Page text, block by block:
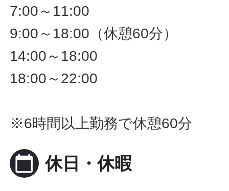
7:00～11:00
9:00～18:00（休憩60分）
14:00～18:00
18:00～22:00
※6時間以上勤務で休憩60分
calendar_today 休日・休暇